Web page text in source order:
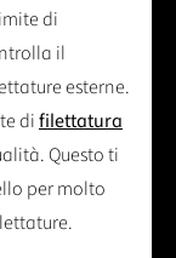
di
il
esterne.
difilettatura
Questo ti
per molto